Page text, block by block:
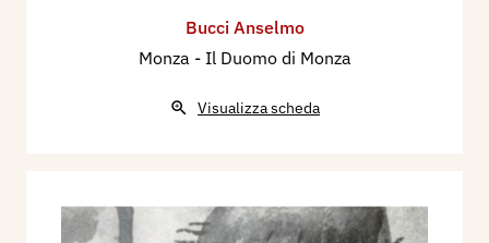
Bucci Anselmo
Monza - Il Duomo di Monza
Visualizza scheda